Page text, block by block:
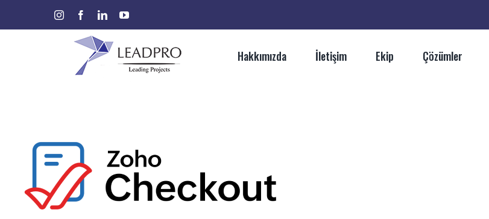
instagramfacebooklinkedinyoutube
Hakkımızda İletişim Ekip Çözümler